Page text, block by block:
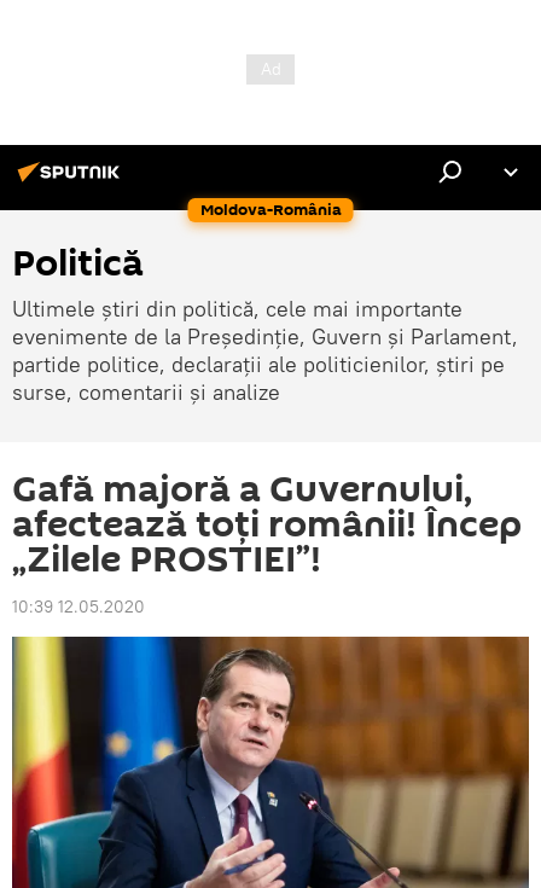
Moldova-România
Politică
Ultimele știri din politică, cele mai importante
evenimente de la Președinție, Guvern și Parlament,
partide politice, declarații ale politicienilor, știri pe
surse, comentarii și analize
Gafă majoră a Guvernului,
afectează toți românii! Încep
„Zilele PROSTIEI”!
10:39 12.05.2020